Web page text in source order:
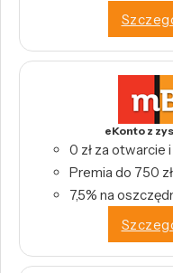
eKonto z
0 zł za otwarcie
Premia do 750 zł
7,5% na